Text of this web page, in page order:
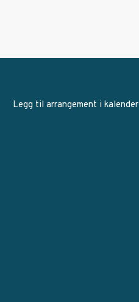
Legg til arrangement i kalender